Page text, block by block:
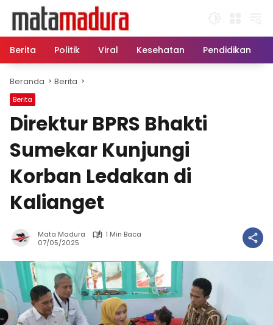
konten
Berita
Politik Viral Kesehatan Pendidikan
Beranda Berita
Berita
Direktur BPRS Bhakti
Sumekar Kunjungi
Korban Ledakan di
Kalianget
Mata Madura
1 Min Baca
07/05/2025